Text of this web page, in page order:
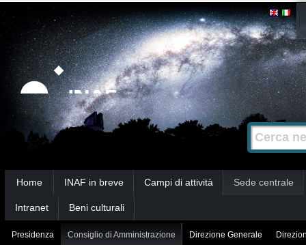
Strumenti
personali
Salta
contenuti.
|
Salta
alla
navigazione
Cerca nel
Ricerca
avanzata…
Home INAF in breve Campi di attività Sede centrale
Intranet Beni culturali
Presidenza Consiglio di Amministrazione Direzione Generale